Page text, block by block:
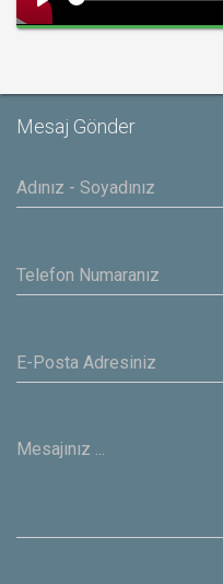
Play
Mesaj Gönder